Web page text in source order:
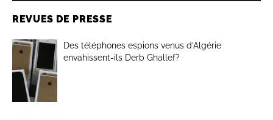
REVUES DE PRESSE
Des téléphones espions venus d’Algérie
envahissent-ils Derb Ghallef?